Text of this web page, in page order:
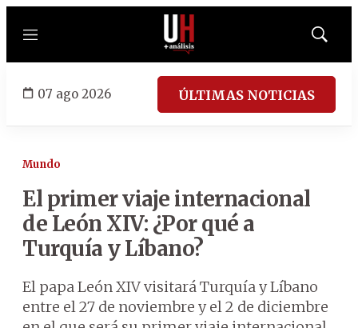
Menú
Mostrar
07 ago 2026 ÚLTIMAS NOTICIAS
Mundo
El primer viaje internacional
de León XIV: ¿Por qué a
Turquía y Líbano?
El papa León XIV visitará Turquía y Líbano
entre el 27 de noviembre y el 2 de diciembre